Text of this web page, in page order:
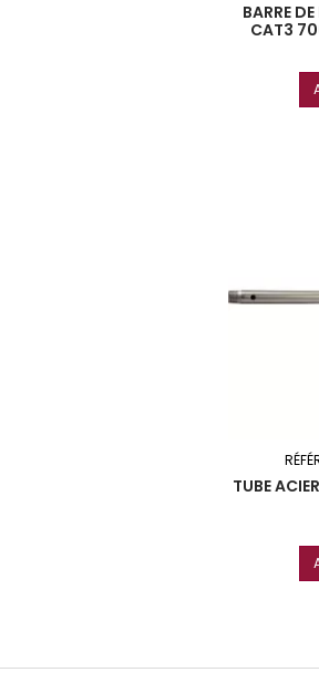
BARRE
CAT3
TUBE